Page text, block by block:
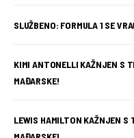
SLUŽBENO: FORMULA 1 SE
KIMI ANTONELLI KAŽNJEN S
MAĐARSKE!
LEWIS HAMILTON KAŽNJEN S